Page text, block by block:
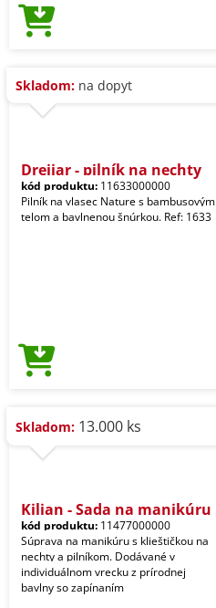
Skladom: na dopyt
Dreijar - pilník na nechty
kód produktu: 11633000000
Pilník na vlasec Nature s bambusovým
telom a bavlnenou šnúrkou. Ref: 1633
Skladom: 13.000 ks
Kilian - Sada na manikúru
kód produktu: 11477000000
Súprava na manikúru s klieštičkou na
nechty a pilníkom. Dodávané v
individuálnom vrecku z prírodnej
bavlny so zapínaním